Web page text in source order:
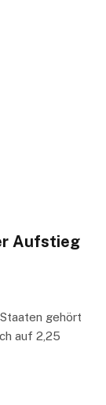
Aufstieg
gehört
auf 2,25